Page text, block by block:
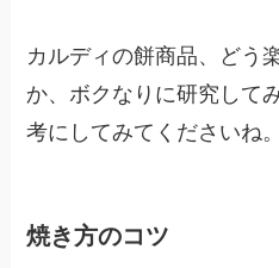
カルディの餅商品、どう
か、ボクなりに研究して
考にしてみてくださいね。
焼き方のコツ